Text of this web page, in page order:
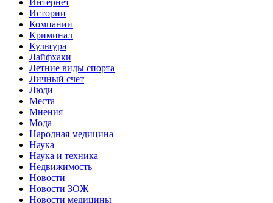
Истории
Компании
Криминал
Культура
Лайфхаки
Летние виды спорта
Личный счет
Люди
Места
Мнения
Мода
Народная медицина
Наука
Наука и техника
Недвижимость
Новости
Новости ЗОЖ
Новости медицины